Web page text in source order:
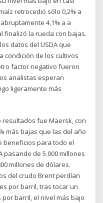
retrocedió sólo 0,2% a
4,1% a a
finalizó la rueda con bajas.
datos del USDA que
condición de los cultivos
factor negativo fueron
analistas esperan
ligeramente más
resultados fue Maersk, con
más bajas que las del año
beneficios para todo el
pasando de 5.000 millones
millones de dólares.
del crudo Brent perdían
por barril, tras tocar un
barril, el nivel más bajo